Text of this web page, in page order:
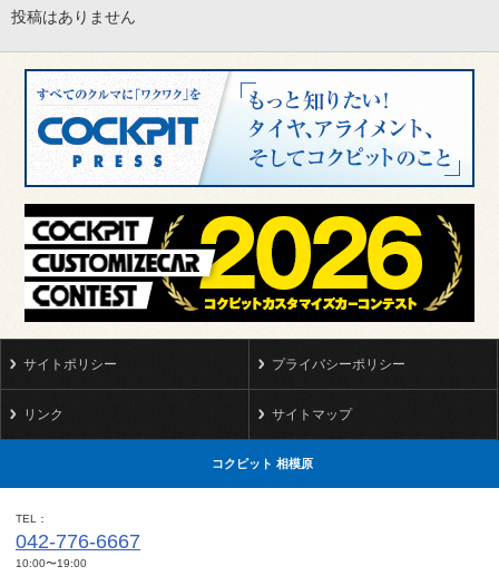
投稿はありません
サイトポリシー プライバシーポリシー
リンク サイトマップ
コクピット 相模原
TEL
042-776-6667
10:00〜19:00